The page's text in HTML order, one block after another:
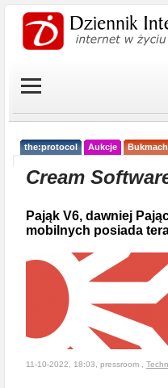
the:protocol Aukcje
Cream
Pająk V6, dawniej
mobilnych posiada
11-10-2022, 18:03, pressroom ,